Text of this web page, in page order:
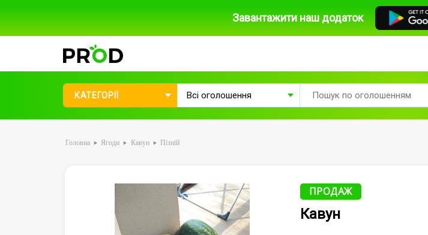
Завантажити наш додаток
КАТЕГОРІЇ
Головна Ягоди Кавун Пізній
ПРОДАЖ
Кавун